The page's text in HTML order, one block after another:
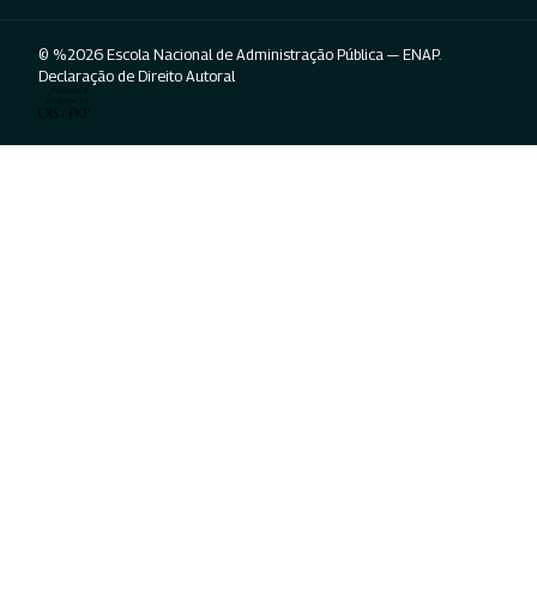
© %2026 Escola Nacional de Administração Pública — ENAP.
Declaração de Direito Autoral